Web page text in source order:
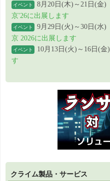
イベント 8月20日(木)～21日(金)
京'26に出展します
イベント 9月29日(火)～30日(水)
京 2026に出展します
イベント 10月13日(火)～16日(金)
す
クライム製品・サービス